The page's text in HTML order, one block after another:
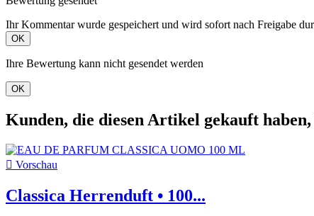
Ihr Kommentar wurde gespeichert und wird sofort nach Freigabe
OK
Ihre Bewertung kann nicht gesendet werden
OK
Kunden, die diesen Artikel gekauft
 Vorschau
Classica Herrenduft • 100...